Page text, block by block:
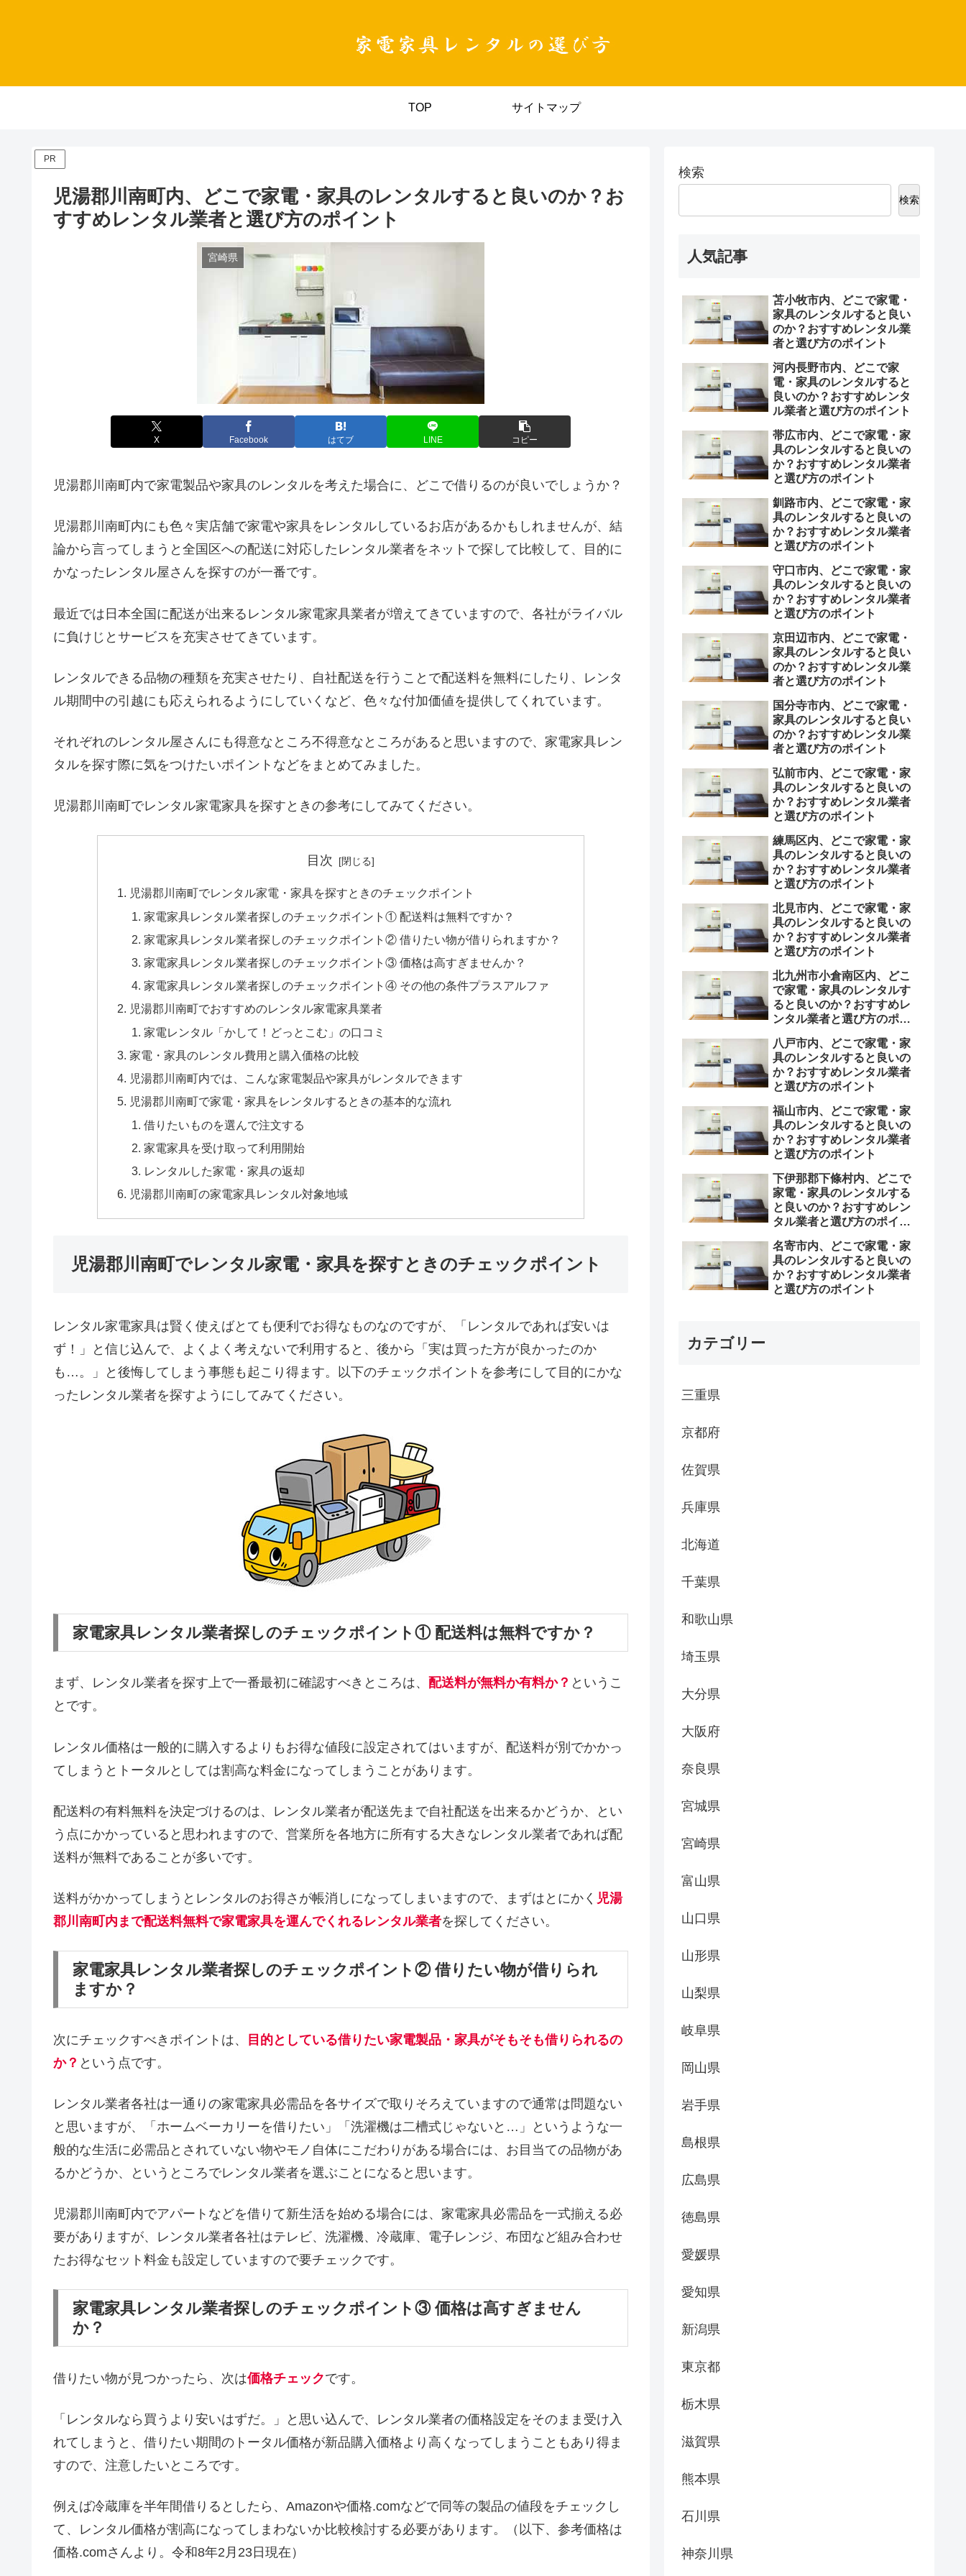
TOP サイトマップ
PR
児湯郡川南町内、どこで家電・家具のレンタルすると良いのか？お
すすめレンタル業者と選び方のポイント
宮崎県
X Facebook はてブ LINE コピー
児湯郡川南町内で家電製品や家具のレンタルを考えた場合に、どこで借りるのが良いでしょうか？
児湯郡川南町内にも色々実店舗で家電や家具をレンタルしているお店があるかもしれませんが、結
論から言ってしまうと全国区への配送に対応したレンタル業者をネットで探して比較して、目的に
かなったレンタル屋さんを探すのが一番です。
最近では日本全国に配送が出来るレンタル家電家具業者が増えてきていますので、各社がライバル
に負けじとサービスを充実させてきています。
レンタルできる品物の種類を充実させたり、自社配送を行うことで配送料を無料にしたり、レンタ
ル期間中の引越にも応えられるようにしていくなど、色々な付加価値を提供してくれています。
それぞれのレンタル屋さんにも得意なところ不得意なところがあると思いますので、家電家具レン
タルを探す際に気をつけたいポイントなどをまとめてみました。
児湯郡川南町でレンタル家電家具を探すときの参考にしてみてください。
目次
児湯郡川南町でレンタル家電・家具を探すときのチェックポイント
家電家具レンタル業者探しのチェックポイント① 配送料は無料ですか？
家電家具レンタル業者探しのチェックポイント② 借りたい物が借りられますか？
家電家具レンタル業者探しのチェックポイント③ 価格は高すぎませんか？
家電家具レンタル業者探しのチェックポイント④ その他の条件プラスアルファ
児湯郡川南町でおすすめのレンタル家電家具業者
家電レンタル「かして！どっとこむ」の口コミ
家電・家具のレンタル費用と購入価格の比較
児湯郡川南町内では、こんな家電製品や家具がレンタルできます
児湯郡川南町で家電・家具をレンタルするときの基本的な流れ
借りたいものを選んで注文する
家電家具を受け取って利用開始
レンタルした家電・家具の返却
児湯郡川南町の家電家具レンタル対象地域
児湯郡川南町でレンタル家電・家具を探すときのチェックポイント
レンタル家電家具は賢く使えばとても便利でお得なものなのですが、「レンタルであれば安いは
ず！」と信じ込んで、よくよく考えないで利用すると、後から「実は買った方が良かったのか
も…。」と後悔してしまう事態も起こり得ます。以下のチェックポイントを参考にして目的にかな
ったレンタル業者を探すようにしてみてください。
家電家具レンタル業者探しのチェックポイント① 配送料は無料ですか？
まず、レンタル業者を探す上で一番最初に確認すべきところは、 配送料が無料か有料か？ というこ
とです。
レンタル価格は一般的に購入するよりもお得な値段に設定されてはいますが、配送料が別でかかっ
てしまうとトータルとしては割高な料金になってしまうことがあります。
配送料の有料無料を決定づけるのは、レンタル業者が配送先まで自社配送を出来るかどうか、とい
う点にかかっていると思われますので、営業所を各地方に所有する大きなレンタル業者であれば配
送料が無料であることが多いです。
送料がかかってしまうとレンタルのお得さが帳消しになってしまいますので、まずはとにかく 児湯
郡川南町内まで配送料無料で家電家具を運んでくれるレンタル業者を探してください。
家電家具レンタル業者探しのチェックポイント② 借りたい物が借りられ
ますか？
次にチェックすべきポイントは、
目的としている借りたい家電製品・家具がそもそも借りられるの
か？ という点です。
レンタル業者各社は一通りの家電家具必需品を各サイズで取りそろえていますので通常は問題ない
と思いますが、「ホームベーカリーを借りたい」「洗濯機は二槽式じゃないと…」というような一
般的な生活に必需品とされていない物やモノ自体にこだわりがある場合には、お目当ての品物があ
るかどうか、というところでレンタル業者を選ぶことになると思います。
児湯郡川南町内でアパートなどを借りて新生活を始める場合には、家電家具必需品を一式揃える必
要がありますが、レンタル業者各社はテレビ、洗濯機、冷蔵庫、電子レンジ、布団など組み合わせ
たお得なセット料金も設定していますので要チェックです。
家電家具レンタル業者探しのチェックポイント③ 価格は高すぎません
か？
借りたい物が見つかったら、次は価格チェックです。
「レンタルなら買うより安いはずだ。」と思い込んで、レンタル業者の価格設定をそのまま受け入
れてしまうと、借りたい期間のトータル価格が新品購入価格より高くなってしまうこともあり得ま
すので、注意したいところです。
例えば冷蔵庫を半年間借りるとしたら、Amazonや価格.comなどで同等の製品の値段をチェックし
て、レンタル価格が割高になってしまわないか比較検討する必要があります。（以下、参考価格は
価格.comさんより。令和8年2月23日現在）
検索
検索
人気記事
苫小牧市内、どこで家電・
家具のレンタルすると良い
のか？おすすめレンタル業
者と選び方のポイント
河内長野市内、どこで家
電・家具のレンタルすると
良いのか？おすすめレンタ
ル業者と選び方のポイント
帯広市内、どこで家電・家
具のレンタルすると良いの
か？おすすめレンタル業者
と選び方のポイント
釧路市内、どこで家電・家
具のレンタルすると良いの
か？おすすめレンタル業者
と選び方のポイント
守口市内、どこで家電・家
具のレンタルすると良いの
か？おすすめレンタル業者
と選び方のポイント
京田辺市内、どこで家電・
家具のレンタルすると良い
のか？おすすめレンタル業
者と選び方のポイント
国分寺市内、どこで家電・
家具のレンタルすると良い
のか？おすすめレンタル業
者と選び方のポイント
弘前市内、どこで家電・家
具のレンタルすると良いの
か？おすすめレンタル業者
と選び方のポイント
練馬区内、どこで家電・家
具のレンタルすると良いの
か？おすすめレンタル業者
と選び方のポイント
北見市内、どこで家電・家
具のレンタルすると良いの
か？おすすめレンタル業者
と選び方のポイント
北九州市小倉南区内、どこ
で家電・家具のレンタルす
ると良いのか？おすすめレ
ンタル業者と選び方のポイ
八戸市内、どこで家電・家
具のレンタルすると良いの
か？おすすめレンタル業者
と選び方のポイント
福山市内、どこで家電・家
具のレンタルすると良いの
か？おすすめレンタル業者
と選び方のポイント
下伊那郡下條村内、どこで
家電・家具のレンタルする
と良いのか？おすすめレン
タル業者と選び方のポイン
名寄市内、どこで家電・家
具のレンタルすると良いの
か？おすすめレンタル業者
と選び方のポイント
カテゴリー
三重県
京都府
佐賀県
兵庫県
北海道
千葉県
和歌山県
埼玉県
大分県
大阪府
奈良県
宮城県
宮崎県
富山県
山口県
山形県
山梨県
岐阜県
岡山県
岩手県
島根県
広島県
徳島県
愛媛県
愛知県
新潟県
東京都
栃木県
滋賀県
熊本県
石川県
神奈川県